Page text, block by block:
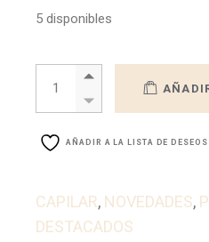
5 disponibles
CHAMPÚ QUERATINA PURA
AÑADIR A LA LISTA DE DESEOS
CAPILAR, NOVEDADES,
DESTACADOS